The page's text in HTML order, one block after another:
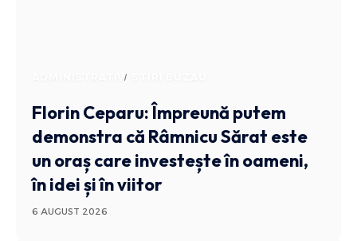
ADMINISTRATIV
Florin Ceparu: Împreună putem
demonstra că Râmnicu Sărat este
un oraș care investește în oameni,
în idei și în viitor
6 AUGUST 2026